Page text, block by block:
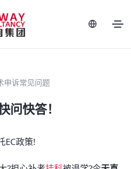
申诉常见问题
问快答！
EC政策!